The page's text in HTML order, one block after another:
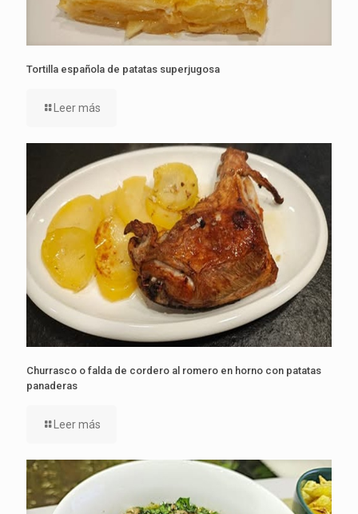
Tortilla española de patatas superjugosa
Leer más
Churrasco o falda de cordero al romero en horno con patatas
panaderas
Leer más